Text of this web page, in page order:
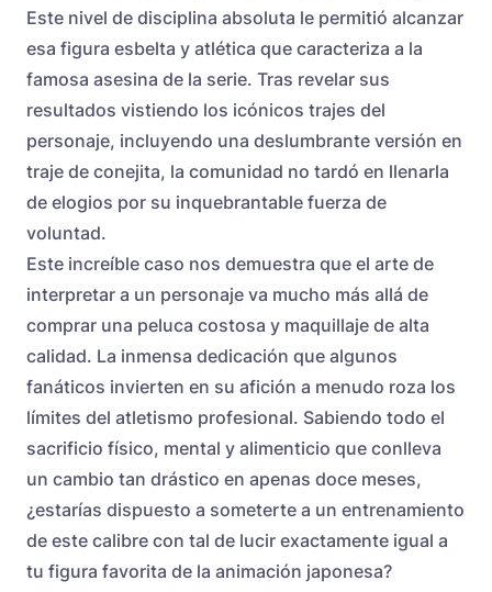
Este nivel de disciplina absoluta le permitió alcanzar
esa figura esbelta y atlética que caracteriza a la
famosa asesina de la serie. Tras revelar sus
resultados vistiendo los icónicos trajes del
personaje, incluyendo una deslumbrante versión en
traje de conejita, la comunidad no tardó en llenarla
de elogios por su inquebrantable fuerza de
voluntad.
Este increíble caso nos demuestra que el arte de
interpretar a un personaje va mucho más allá de
comprar una peluca costosa y maquillaje de alta
calidad. La inmensa dedicación que algunos
fanáticos invierten en su afición a menudo roza los
límites del atletismo profesional. Sabiendo todo el
sacrificio físico, mental y alimenticio que conlleva
un cambio tan drástico en apenas doce meses,
¿estarías dispuesto a someterte a un entrenamiento
de este calibre con tal de lucir exactamente igual a
tu figura favorita de la animación japonesa?